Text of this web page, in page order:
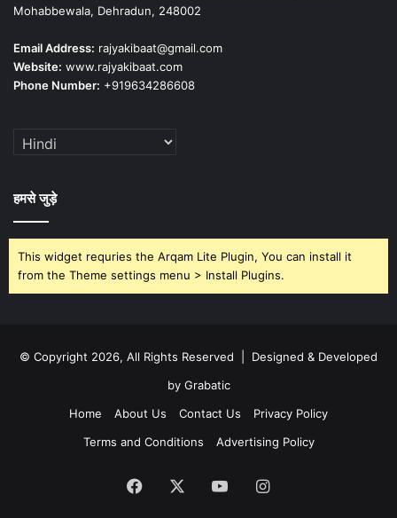
Mohabbewala, Dehradun, 248002
Email Address: rajyakibaat@gmail.com
Website: www.rajyakibaat.com
Phone Number: +919634286608
हमसे जुड़े
This widget requries the Arqam Lite Plugin, You can install it
from the Theme settings menu > Install Plugins.
© Copyright 2026, All Rights Reserved | Designed & Developed
by Grabatic
Home
About Us Contact Us
Privacy Policy
Terms and Conditions
Advertising Policy
Facebook YouTubeInstagram